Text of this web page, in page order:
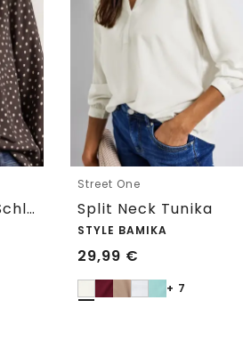
Langarm Bluse mit Schleifendetail
Street One
Split Neck Tunika
STYLE BAMIKA
29,99 €
+ 7